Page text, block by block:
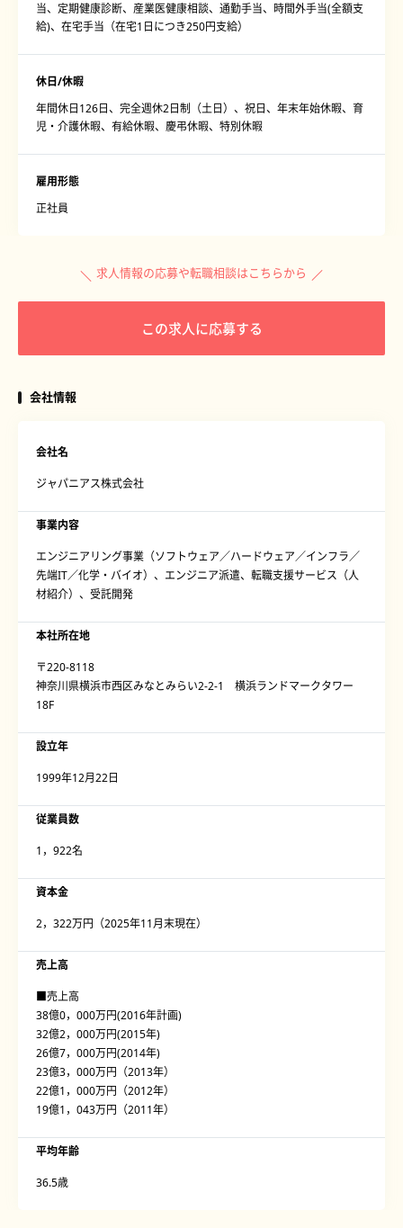
当、定期健康診断、産業医健康相談、通勤手当、時間外手当(全額支
給)、在宅手当（在宅1日につき250円支給）
休日/休暇
年間休日126日、完全週休2日制（土日）、祝日、年末年始休暇、育
児・介護休暇、有給休暇、慶弔休暇、特別休暇
雇用形態
正社員
求人情報の応募や転職相談はこちらから
この求人に応募する
会社情報
会社名
ジャパニアス株式会社
事業内容
エンジニアリング事業（ソフトウェア／ハードウェア／インフラ／
先端IT／化学・バイオ）、エンジニア派遣、転職支援サービス（人
材紹介）、受託開発
本社所在地
〒220-8118
神奈川県横浜市西区みなとみらい2-2-1 横浜ランドマークタワー
18F
設立年
1999年12月22日
従業員数
1，922名
資本金
2，322万円（2025年11月末現在）
売上高
■売上高
38億0，000万円(2016年計画)
32億2，000万円(2015年)
26億7，000万円(2014年)
23億3，000万円（2013年）
22億1，000万円（2012年）
19億1，043万円（2011年）
平均年齢
36.5歳